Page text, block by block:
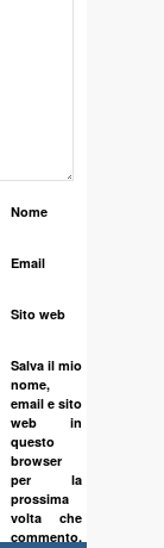
Nome
Email
Sito web
Salva il mio
nome,
email e sito
web in
questo
browser
per la
prossima
volta che
commento.